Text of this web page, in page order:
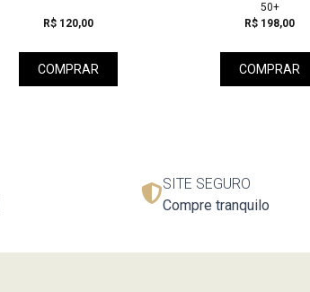
R$ 120,00
COMPRAR
50+
R$ 198,00
COMPRAR
SITE SEGURO
Compre tranquilo